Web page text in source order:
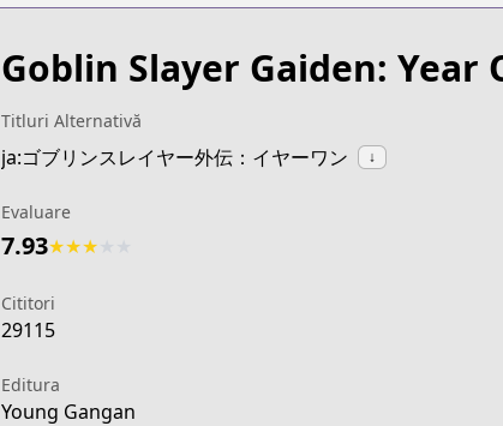
Goblin Slayer Gaiden: Year
Titluri Alternativă
ja:ゴブリンスレイヤー外伝：イヤーワン ↓
Evaluare
7.93★★★
Cititori
29115
Editura
Young Gangan